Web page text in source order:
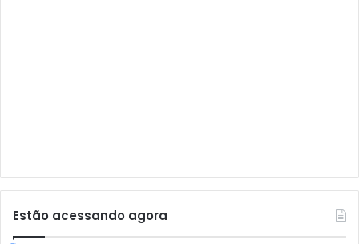
Audisat K10 Urus
Audisat K30 Aventador
Estão acessando agora